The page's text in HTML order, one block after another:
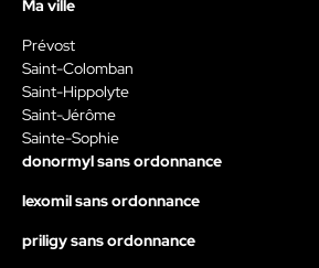
Ma ville
Prévost
Saint-Colomban
Saint-Hippolyte
Saint-Jérôme
Sainte-Sophie
donormyl sans ordonnance
lexomil sans ordonnance
priligy sans ordonnance